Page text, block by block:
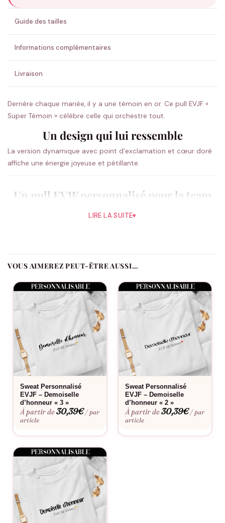
ENVOYER MA DEMANDE ✨
💚 Retour sous 24-48h🇫🇷 Flocage en France✅ Validation avant fabrication
Guide des tailles
Informations complémentaires
Livraison
Derrière chaque mariée, il y a une témoin en or. Ce pull EVJF «
Super Témoin » célèbre celle qui orchestre tout.
Un design qui lui ressemble
La version dynamique avec point d’exclamation et cœur doré
affiche une énergie joyeuse et pétillante.
Un pull EVJF personnalisé pour la team
Confortable et chaud, ce pull EVJF enveloppe la team dans une
Comment se distingue ce modèle ?
La version dynamique avec point d’exclamation et cœur doré
affiche une énergie joyeuse et pétillante.
Le flocage est-il fait en France ?
Oui, dans notre atelier en France, à la commande.
Fabriqué à la commande, floqué en France.
LIRE LA SUITE▾
VOUS AIMEREZ PEUT-ÊTRE AUSSI…
Sweat Personnalisé
EVJF – Demoiselle
d’honneur « 3 »
À partir de30,39€ / par
article
Sweat Personnalisé
EVJF – Demoiselle
d’honneur « 2 »
À partir de30,39€ / par
article